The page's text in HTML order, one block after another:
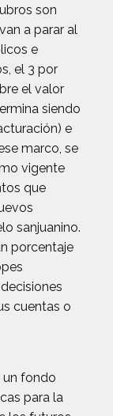
son
a parar al
e
el 3 por
el valor
siendo
e
marco, se
vigente
que
sanjuanino.
porcentaje
cuentas o
un fondo
para la